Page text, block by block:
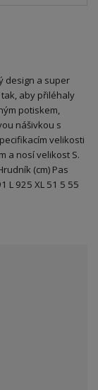
design a super
aby přiléhaly
potiskem,
nášivkou s
velikosti
a nosí velikost S.
(cm) Pas
L 925 XL 51 5 55